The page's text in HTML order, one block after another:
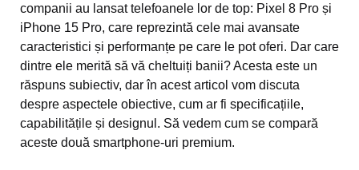
companii au lansat telefoanele lor de top: Pixel 8 Pro și
iPhone 15 Pro, care reprezintă cele mai avansate
caracteristici și performanțe pe care le pot oferi. Dar care
dintre ele merită să vă cheltuiți banii? Acesta este un
răspuns subiectiv, dar în acest articol vom discuta
despre aspectele obiective, cum ar fi specificațiile,
capabilitățile și designul. Să vedem cum se compară
aceste două smartphone-uri premium.